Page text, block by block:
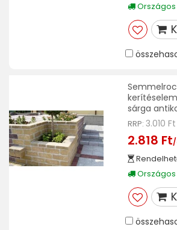
Országos
sárga
RRP: 3.010 Ft
2.818 Ft
Országos